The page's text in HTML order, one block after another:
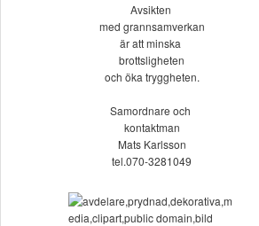
Avsikten
med grannsamverkan
är att minska
brottsligheten
och öka tryggheten.
Samordnare och
kontaktman
Mats Karlsson
tel.070-3281049